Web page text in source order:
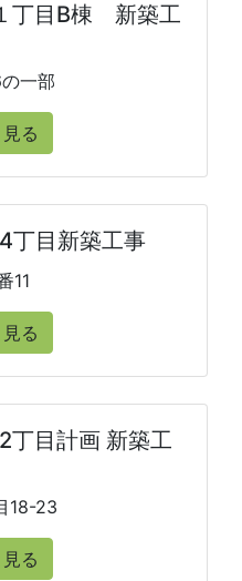
丁目B棟 新築工
一部
る
丁目新築工事
11
る
丁目計画 新築工
18-23
る